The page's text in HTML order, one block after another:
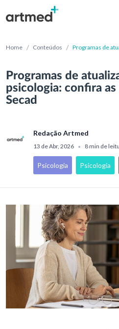
Home / Conteúdos / Programas de
Programas de
psicologia: confira
Secad
Redação Artmed
13 de Abr, 2026 • 8 min de
Psicologia Psicologia